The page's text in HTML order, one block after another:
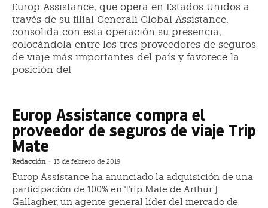
Europ Assistance, que opera en Estados Unidos a
través de su filial Generali Global Assistance,
consolida con esta operación su presencia,
colocándola entre los tres proveedores de seguros
de viaje más importantes del país y favorece la
posición del
Europ Assistance compra el
proveedor de seguros de viaje Trip
Mate
Redacción - 13 de febrero de 2019
Europ Assistance ha anunciado la adquisición de una
participación de 100% en Trip Mate de Arthur J.
Gallagher, un agente general líder del mercado de